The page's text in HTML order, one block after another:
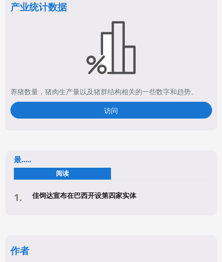
产业统计数据
养猪数量，猪肉生产量以及猪群结构相关的一些数字和趋势。
访问
最.....
阅读
佳饲达宣布在巴西开设第四家实体
作者